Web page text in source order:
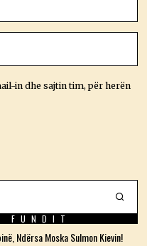
in dhe sajtin tim, për herën
FUNDIT
Ndërsa Moska Sulmon Kievin!